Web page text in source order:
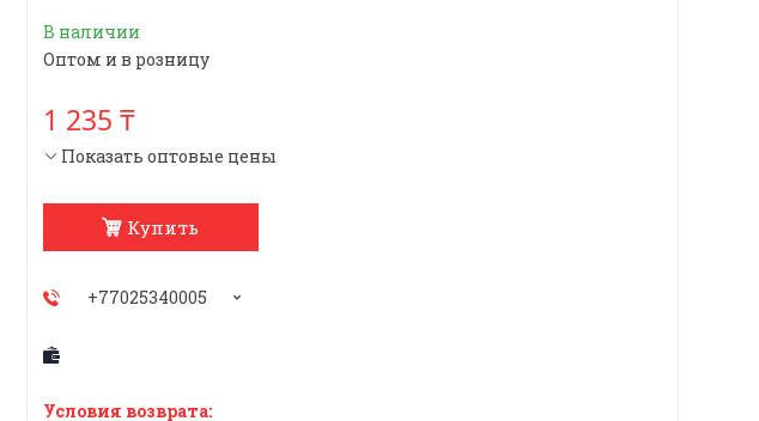
В наличии
Оптом и в розницу
1 235 ₸
Показать оптовые цены
Купить
+77025340005